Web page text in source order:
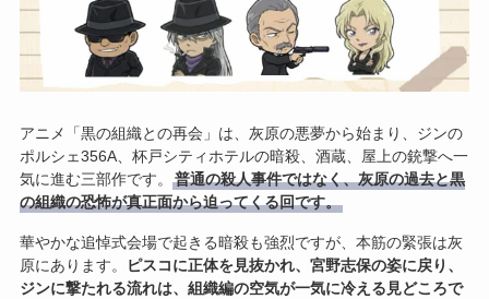
アニメ「黒の組織との再会」は、灰原の悪夢から始まり、ジンの
ポルシェ356A、杯戸シティホテルの暗殺、酒蔵、屋上の銃撃へ一
気に進む三部作です。
普通の殺人事件ではなく、灰原の過去と黒
の組織の恐怖が真正面から迫ってくる回です。
華やかな追悼式会場で起きる暗殺も強烈ですが、本筋の緊張は灰
原にあります。
ピスコに正体を見抜かれ、宮野志保の姿に戻り、
ジンに撃たれる流れは、組織編の空気が一気に冷える見どころで